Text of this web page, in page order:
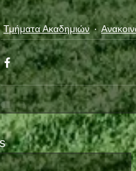
Τμήματα Ακαδημιών